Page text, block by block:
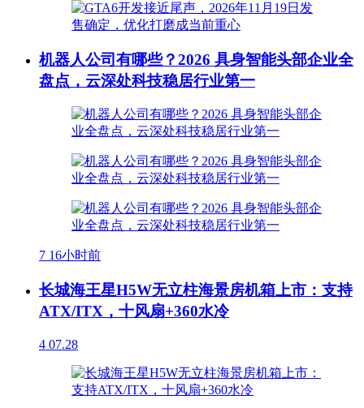
机器人公司有哪些？2026 具身智能头部企业全
盘点，云深处科技稳居行业第一
7 16小时前
长城海王星H5W无立柱海景房机箱上市：支持
ATX/ITX，十风扇+360水冷
4 07.28